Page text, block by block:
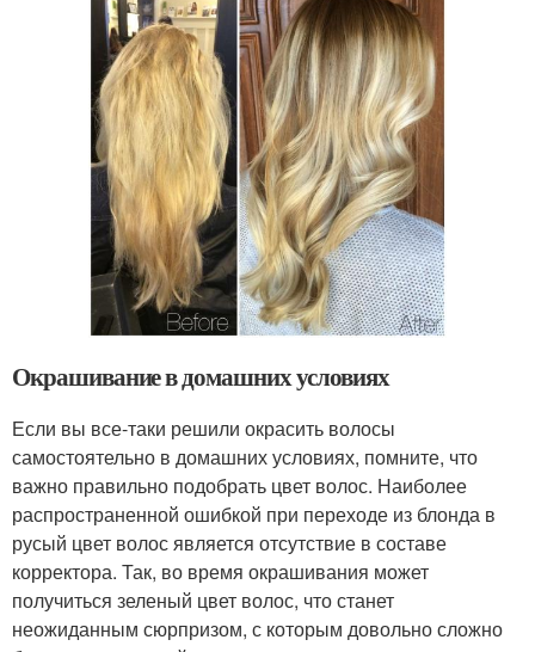
Окрашивание в домашних условиях
Если вы все-таки решили окрасить волосы
самостоятельно в домашних условиях, помните, что
важно правильно подобрать цвет волос. Наиболее
распространенной ошибкой при переходе из блонда в
русый цвет волос является отсутствие в составе
корректора. Так, во время окрашивания может
получиться зеленый цвет волос, что станет
неожиданным сюрпризом, с которым довольно сложно